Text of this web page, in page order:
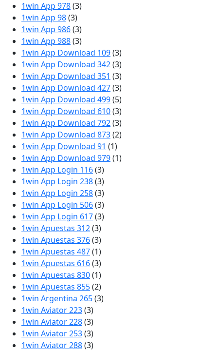
1win App 978(3)
1win App 98(3)
1win App 986(3)
1win App 988(3)
1win App Download 109(3)
1win App Download 342(3)
1win App Download 351 (3)
1win App Download 427(3)
1win App Download 499(5)
1win App Download 610(3)
1win App Download 792(3)
1win App Download 873(2)
1win App Download 91 (1)
1win App Download 979(1)
1win App Login 116(3)
1win App Login 238(3)
1win App Login 258(3)
1win App Login 506(3)
1win App Login 617(3)
1win Apuestas 312(3)
1win Apuestas 376(3)
1win Apuestas 487(1)
1win Apuestas 616(3)
1win Apuestas 830(1)
1win Apuestas 855(2)
1win Argentina 265(3)
1win Aviator 223(3)
1win Aviator 228(3)
1win Aviator 253(3)
1win Aviator 288(3)